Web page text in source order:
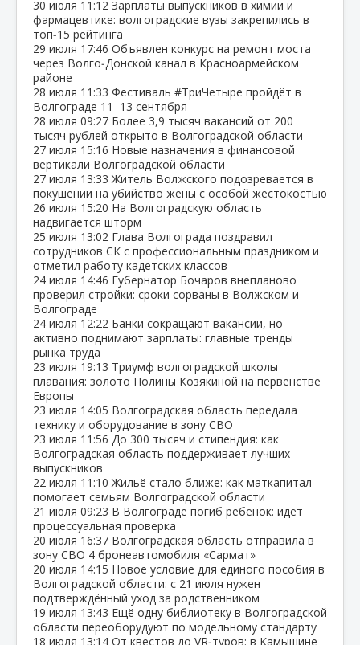
30 июля 11:12 Зарплаты выпускников в химии и
фармацевтике: волгоградские вузы закрепились в
топ‑15 рейтинга
29 июля 17:46 Объявлен конкурс на ремонт моста
через Волго‑Донской канал в Красноармейском
районе
28 июля 11:33 Фестиваль #ТриЧетыре пройдёт в
Волгограде 11–13 сентября
28 июля 09:27 Более 3,9 тысяч вакансий от 200
тысяч рублей открыто в Волгоградской области
27 июля 15:16 Новые назначения в финансовой
вертикали Волгоградской области
27 июля 13:33 Житель Волжского подозревается в
покушении на убийство жены с особой жестокостью
26 июля 15:20 На Волгоградскую область
надвигается шторм
25 июля 13:02 Глава Волгограда поздравил
сотрудников СК с профессиональным праздником и
отметил работу кадетских классов
24 июля 14:46 Губернатор Бочаров внепланово
проверил стройки: сроки сорваны в Волжском и
Волгограде
24 июля 12:22 Банки сокращают вакансии, но
активно поднимают зарплаты: главные тренды
рынка труда
23 июля 19:13 Триумф волгоградской школы
плавания: золото Полины Козякиной на первенстве
Европы
23 июля 14:05 Волгоградская область передала
технику и оборудование в зону СВО
23 июля 11:56 До 300 тысяч и стипендия: как
Волгоградская область поддерживает лучших
выпускников
22 июля 11:10 Жильё стало ближе: как маткапитал
помогает семьям Волгоградской области
21 июля 09:23 В Волгограде погиб ребёнок: идёт
процессуальная проверка
20 июля 16:37 Волгоградская область отправила в
зону СВО 4 бронеавтомобиля «Сармат»
20 июля 14:15 Новое условие для единого пособия в
Волгоградской области: с 21 июля нужен
подтверждённый уход за родственником
19 июля 13:43 Ещё одну библиотеку в Волгоградской
области переоборудуют по модельному стандарту
18 июля 13:14 От квестов до VR‑туров: в Камышине